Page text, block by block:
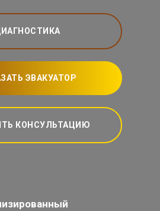
ЭВАКУАТОР
КОНСУЛЬТАЦИЮ